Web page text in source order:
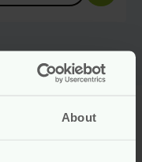
About
en